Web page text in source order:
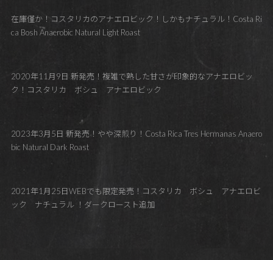
在庫僅か！コスタリカのアナエロビック！しかもナチュラル！Costa Ri
ca Bosh Anaerobic Natural Light Roast
2020年11月9日 新発売！複雑で熟した甘さが印象的なアナエロビッ
ク！コスタリカ ボシュ アナエロビック
2023年3月5日 新発売！やや深煎り！Costa Rica Tres Hermanas Anaero
bic Natural Dark Roast
2021年1月25日WEBでも限定発売！コスタリカ ボシュ アナエロビ
ック ナチュラル ！ダークロースト追加